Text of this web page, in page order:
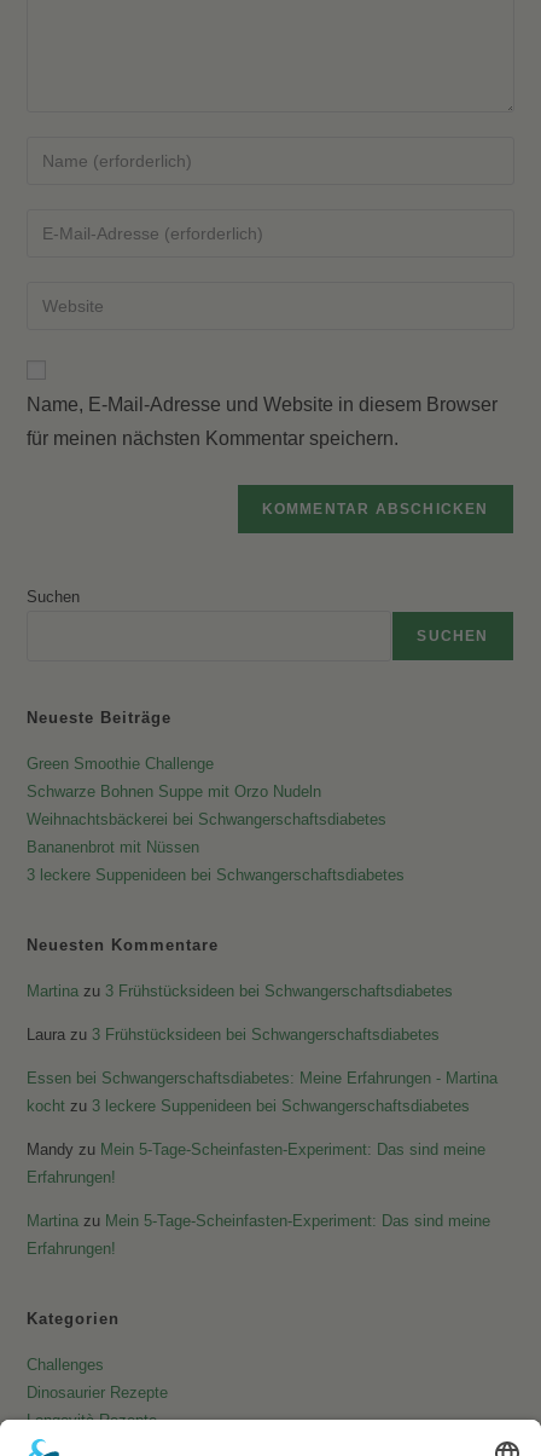
oder
zum
Mail-
Kommentieren
ein
ein
(optional)
Name, E-Mail-Adresse und Website in diesem Browser
für meinen nächsten Kommentar speichern.
Suchen
SUCHEN
Neueste Beiträge
Green Smoothie Challenge
Schwarze Bohnen Suppe mit Orzo Nudeln
Weihnachtsbäckerei bei Schwangerschaftsdiabetes
Bananenbrot mit Nüssen
3 leckere Suppenideen bei Schwangerschaftsdiabetes
Neuesten Kommentare
Martina zu 3 Frühstücksideen bei Schwangerschaftsdiabetes
Laura zu 3 Frühstücksideen bei Schwangerschaftsdiabetes
Essen bei Schwangerschaftsdiabetes: Meine Erfahrungen - Martina
kocht zu 3 leckere Suppenideen bei Schwangerschaftsdiabetes
Mandy zu Mein 5-Tage-Scheinfasten-Experiment: Das sind meine
Erfahrungen!
Martina zu Mein 5-Tage-Scheinfasten-Experiment: Das sind meine
Erfahrungen!
Kategorien
Challenges
Dinosaurier Rezepte
Longevità Rezepte
Pfannkuchen & Co.